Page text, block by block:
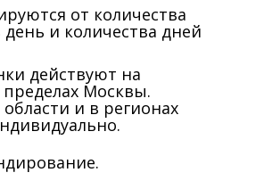
от количества
и количества дней
действуют на
Москвы.
и в регионах